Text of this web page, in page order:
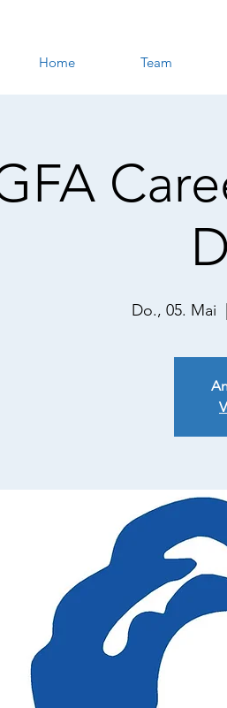
Home Team
Do., 05. Mai